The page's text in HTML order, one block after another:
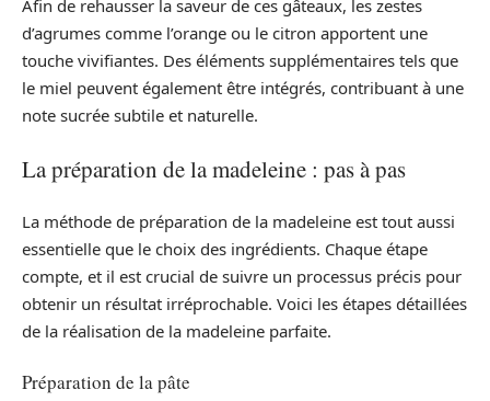
Afin de rehausser la saveur de ces gâteaux, les zestes
d’agrumes comme l’orange ou le citron apportent une
touche vivifiantes. Des éléments supplémentaires tels que
le miel peuvent également être intégrés, contribuant à une
note sucrée subtile et naturelle.
La préparation de la madeleine : pas à pas
La méthode de préparation de la madeleine est tout aussi
essentielle que le choix des ingrédients. Chaque étape
compte, et il est crucial de suivre un processus précis pour
obtenir un résultat irréprochable. Voici les étapes détaillées
de la réalisation de la madeleine parfaite.
Préparation de la pâte